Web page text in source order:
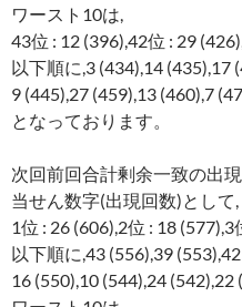
ワースト10は,
43位 : 12 (396),42位 : 29
以下順に,3 (434),14 (435),17
9 (445),27 (459),13 (460),7
となっております。
次回前回合計剰余一致の出
当せん数字(出現回数)として,
1位 : 26 (606),2位 : 18 (577),3
以下順に,43 (556),39
16 (550),10 (544),24 (542),22